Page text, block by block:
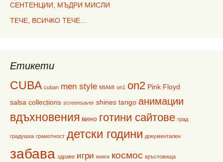
СЕНТЕНЦИИ, МЪДРИ МИСЛИ
ТЕЧЕ, ВСИЧКО ТЕЧЕ…
Етикети
CUBA cuban men style MIAMI on1 on2 Pink Floyd
salsa collections screensaver shines tango анимации
вдъхновения вино готини сайтове град
градушка грамотност детски години документален
забава здраве игри книги космос кръстовища